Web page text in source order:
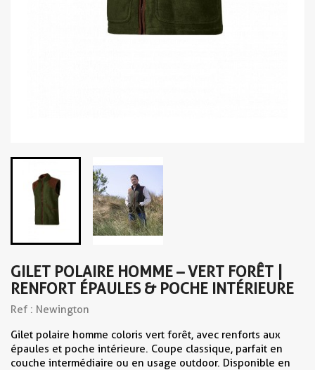
GILET POLAIRE HOMME – VERT FORÊT |
RENFORT ÉPAULES & POCHE INTÉRIEURE
Ref : Newington
Gilet polaire homme coloris vert forêt, avec renforts aux
épaules et poche intérieure. Coupe classique, parfait en
couche intermédiaire ou en usage outdoor. Disponible en